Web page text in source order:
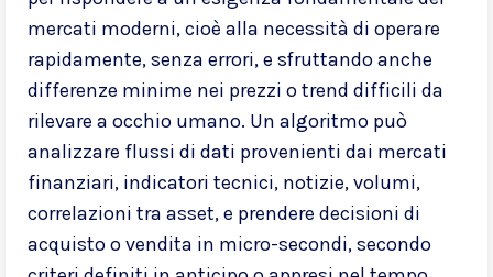
mercati moderni, cioè alla necessità di operare
rapidamente, senza errori, e sfruttando anche
differenze minime nei prezzi o trend difficili da
rilevare a occhio umano. Un algoritmo può
analizzare flussi di dati provenienti dai mercati
finanziari, indicatori tecnici, notizie, volumi,
correlazioni tra asset, e prendere decisioni di
acquisto o vendita in micro-secondi, secondo